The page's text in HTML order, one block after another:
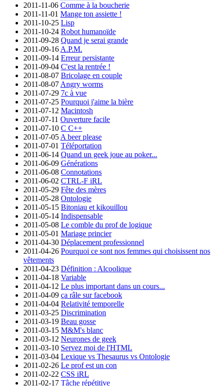
2011-11-06 Comme à la boucherie
2011-11-01 Mange ton assiette !
2011-10-25 Lisp
2011-10-24 Robot humanoïde
2011-09-28 Quand je serai grande
2011-09-16 A.P.M.
2011-09-14 Erreur persistante
2011-09-04 C'est la rentrée !
2011-08-07 Bricolage en couple
2011-08-07 Angry worms
2011-07-29 7c à vue
2011-07-25 Pourquoi j'aime la bière
2011-07-12 Macintosh
2011-07-11 Ouverture facile
2011-07-10 C C++
2011-07-05 A beer please
2011-07-01 Téléportation
2011-06-14 Quand un geek joue au poker...
2011-06-09 Générations
2011-06-08 Connotations
2011-06-02 CTRL-F iRL
2011-05-29 Fête des mères
2011-05-28 Ontologie
2011-05-15 Bitoniau et kikouillou
2011-05-14 Indispensable
2011-05-08 Le comble du prof de logique
2011-05-01 Mariage princier
2011-04-30 Déplacement professionnel
2011-04-26 Pourquoi ce sont nos femmes qui choisissent nos
vêtements
2011-04-23 Définition : Alcoolique
2011-04-18 Variable
2011-04-12 Le plus important dans un cours...
2011-04-09 ça râle sur facebook
2011-04-04 Relativité temporelle
2011-03-25 Discrimination
2011-03-19 Beau gosse
2011-03-15 M&M's blanc
2011-03-12 Neurones de geek
2011-03-10 Servez moi de l'HTML
2011-03-04 Lexique vs Thesaurus vs Ontologie
2011-02-26 Le prof est un con
2011-02-22 CSS iRL
2011-02-17 Tâche répétitive